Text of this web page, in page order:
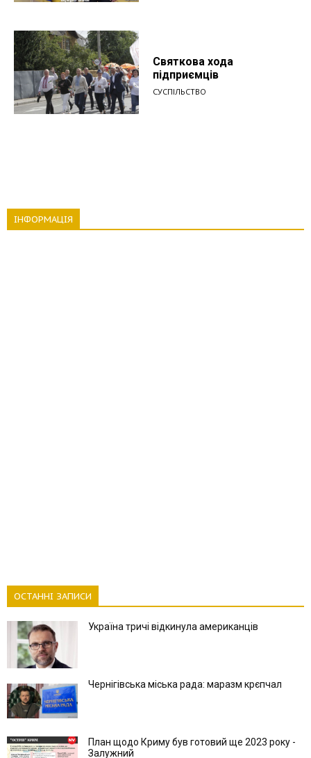
Святкова хода
підприємців
СУСПІЛЬСТВО
ІНФОРМАЦІЯ
ОСТАННІ ЗАПИСИ
Україна тричі відкинула американців
Чернігівська міська рада: маразм крєпчал
План щодо Криму був готовий ще 2023 року -
Залужний